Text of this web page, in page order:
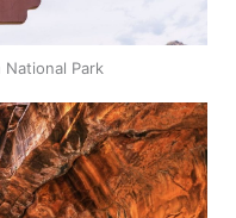
Park